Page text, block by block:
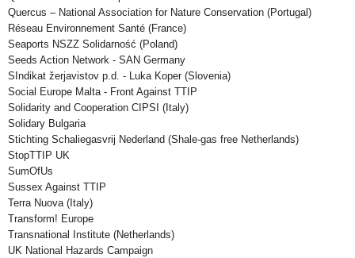
Quercus – National Association for Nature Conservation (Portugal)
Réseau Environnement Santé (France)
Seaports NSZZ Solidarność (Poland)
Seeds Action Network - SAN Germany
SIndikat žerjavistov p.d. - Luka Koper (Slovenia)
Social Europe Malta - Front Against TTIP
Solidarity and Cooperation CIPSI (Italy)
Solidary Bulgaria
Stichting Schaliegasvrij Nederland (Shale-gas free Netherlands)
StopTTIP UK
SumOfUs
Sussex Against TTIP
Terra Nuova (Italy)
Transform! Europe
Transnational Institute (Netherlands)
UK National Hazards Campaign